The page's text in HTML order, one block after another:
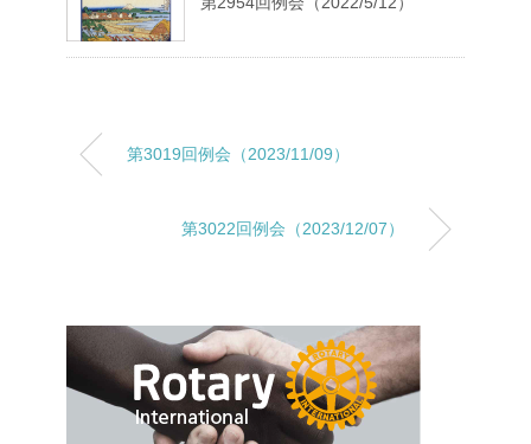
第3019回例会（2023/11/09）
第3022回例会（2023/12/07）